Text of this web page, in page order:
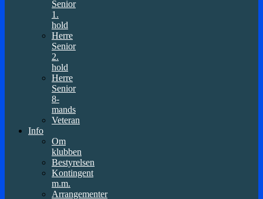
Senior
1.
hold
Herre
Senior
2.
hold
Herre
Senior
8-
mands
Veteran
Info
Om
klubben
Bestyrelsen
Kontingent
m.m.
Arrangementer